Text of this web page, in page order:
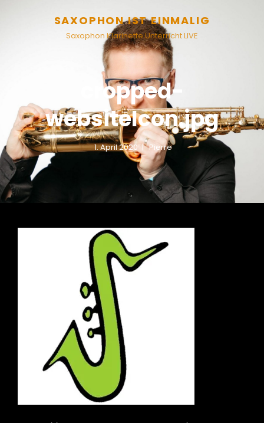
SAXOPHON IST EINMALIG
Saxophon Klarinette Unterricht LIVE
cropped-
websiteIcon.jpg
1. April 2020 Pierre